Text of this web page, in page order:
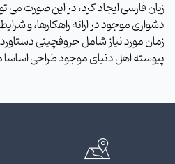
زبان فارسی ایجاد کرد، در این صورت می
دشواری موجود در ارائه راهکارها، و
زمان مورد نیاز شامل حروفچینی
پیوسته اهل دنیای موجود طراحی اساسا